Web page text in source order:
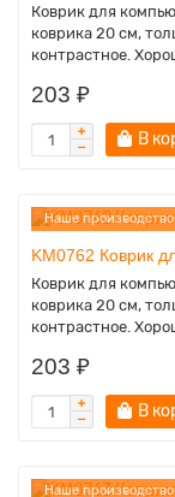
Коврик для
коврика 20 см,
контрастное.
203 ₽
В
Наше производство
KM0762 Коврик
Коврик для
коврика 20 см,
контрастное.
203 ₽
В
Наше производство